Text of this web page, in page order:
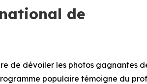
de
de dévoiler les photos gagnantes
populaire témoigne du